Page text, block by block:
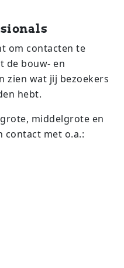
om contacten te
de bouw- en
zien wat jij bezoekers
hebt.
middelgrote en
contact met o.a.: